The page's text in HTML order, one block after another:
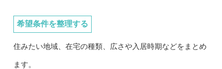
希望条件を整理する
住みたい地域、在宅の種類、広さや入居時期などをまとめ
ます。